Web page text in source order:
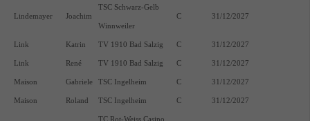
Lindemayer Joachim
TSC Schwarz-Gelb
Winnweiler
C 31/12/2027
Link Katrin TV 1910 Bad Salzig C 31/12/2027
Link René TV 1910 Bad Salzig C 31/12/2027
Maison Gabriele TSC Ingelheim C 31/12/2027
Maison Roland TSC Ingelheim C 31/12/2027
TC Rot-Weiss Casino